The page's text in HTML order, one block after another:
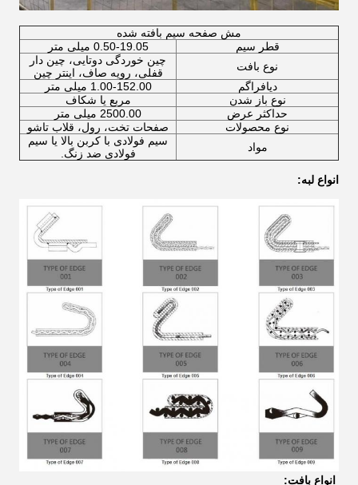
مش صفحه سیم بافته شده
قطر سیم
0.50-19.05 میلی متر
نوع بافت
چین خوردگی دوتایی، چین دار
قفلی، رویه صاف، اینتر چین
دیافراگم
1.00-152.00 میلی متر
نوع باز شدن
مربع یا شکاف
حداکثر عرض
2500.00 میلی متر
نوع محصولات
صفحات تخت، رول، قلاب تاشو
مواد
سیم فولادی با کربن بالا یا سیم
فولادی ضد زنگ.
انواع لبه:
انواع بافت: